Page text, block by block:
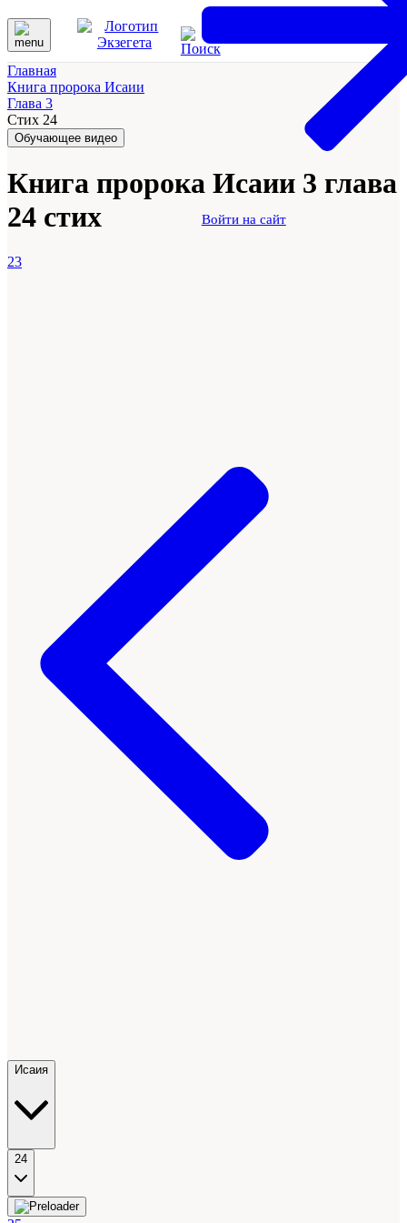
Войти на сайт
Главная
Книга пророка Исаии
Глава 3
Стих 24
Обучающее видео
Книга пророка Исаии 3 глава
24 стих
23
Исаия
24